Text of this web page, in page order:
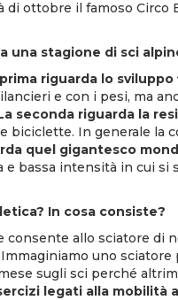
di ottobre il famoso Circo
una stagione di sci
riguarda lo
e con i pesi, ma
seconda riguarda la
biciclette. In generale la
quel gigantesco
e bassa intensità in cui si
In cosa consiste?
allo sciatore di
uno sciatore
sugli sci perché
legati alla mobilità